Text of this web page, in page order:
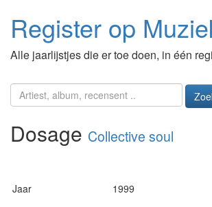
Register op
Alle jaarlijstjes die er toe doen, in één
Dosage Collective soul
Jaar 1999